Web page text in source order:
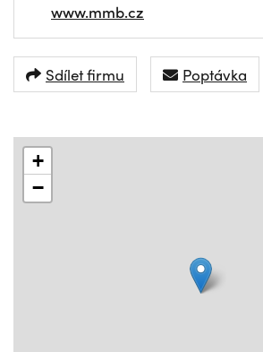
www.mmb.cz
Sdílet firmu Poptávka
+
−